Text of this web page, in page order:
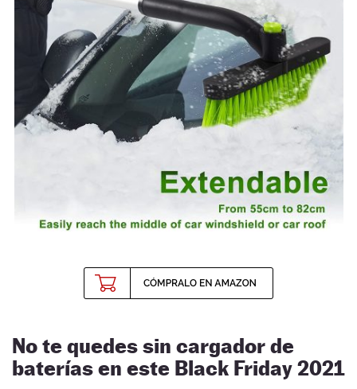
No te quedes sin cargador de
baterías en este Black Friday 2021